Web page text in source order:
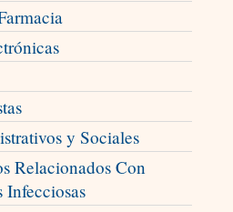
y Sociales
Relacionados Con
Infecciosas